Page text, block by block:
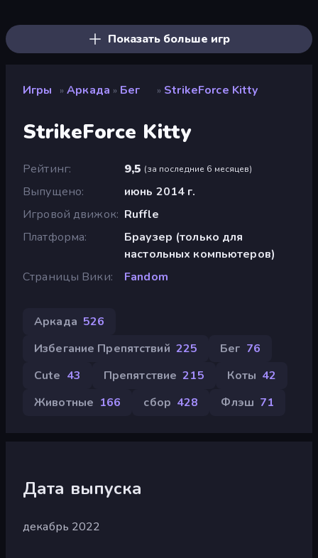
Показать больше игр
Игры » Аркада » Бег » StrikeForce Kitty
StrikeForce Kitty
Рейтинг 9,5 (за последние 6 месяцев)
Выпущено
июнь 2014 г.
Игровой движок Ruffle
Платформа
Браузер (только для
настольных компьютеров)
Страницы Вики
Fandom
Аркада 526
Избегание Препятствий 225 Бег 76
Cute 43 Препятствие 215 Коты 42
Животные 166 сбор 428 Флэш 71
Дата выпуска
декабрь 2022